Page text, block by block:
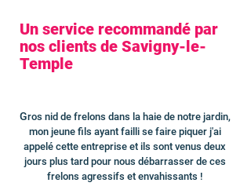
Un service recommandé par
nos clients de Savigny-le-
Temple
Gros nid de frelons dans la haie de notre jardin,
mon jeune fils ayant failli se faire piquer j'ai
appelé cette entreprise et ils sont venus deux
jours plus tard pour nous débarrasser de ces
frelons agressifs et envahissants !